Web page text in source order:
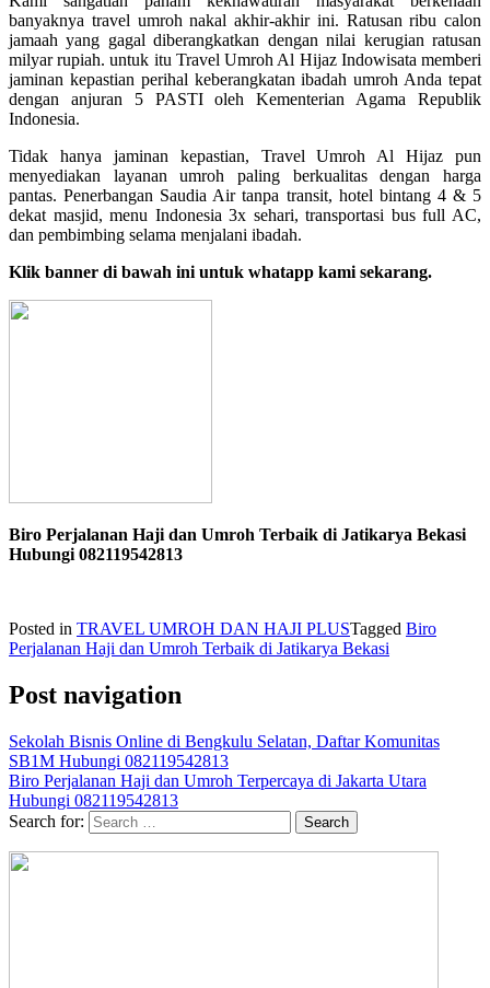
banyaknya travel umroh nakal akhir-akhir ini. Ratusan ribu calon
jamaah yang gagal diberangkatkan dengan nilai kerugian ratusan
milyar rupiah. untuk itu Travel Umroh Al Hijaz Indowisata memberi
jaminan kepastian perihal keberangkatan ibadah umroh Anda tepat
dengan anjuran 5 PASTI oleh Kementerian Agama Republik
Indonesia.
Tidak hanya jaminan kepastian, Travel Umroh Al Hijaz pun
menyediakan layanan umroh paling berkualitas dengan harga
pantas. Penerbangan Saudia Air tanpa transit, hotel bintang 4 & 5
dekat masjid, menu Indonesia 3x sehari, transportasi bus full AC,
dan pembimbing selama menjalani ibadah.
Klik banner di bawah ini untuk whatapp kami sekarang.
Biro Perjalanan Haji dan Umroh Terbaik di Jatikarya Bekasi
Hubungi 082119542813
Posted in TRAVEL UMROH DAN HAJI PLUSTagged Biro
Perjalanan Haji dan Umroh Terbaik di Jatikarya Bekasi
Post navigation
Sekolah Bisnis Online di Bengkulu Selatan, Daftar Komunitas
SB1M Hubungi 082119542813
Biro Perjalanan Haji dan Umroh Terpercaya di Jakarta Utara
Hubungi 082119542813
Search for: